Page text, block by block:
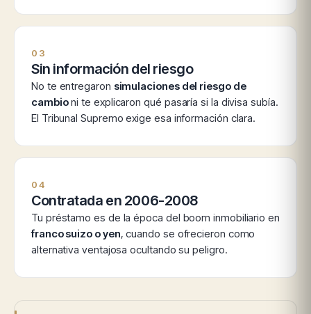
03
Sin información del riesgo
No te entregaron simulaciones del riesgo de
cambioni te explicaron qué pasaría si la divisa subía.
El Tribunal Supremo exige esa información clara.
04
Contratada en 2006-2008
Tu préstamo es de la época del boom inmobiliario en
franco suizo o yen, cuando se ofrecieron como
alternativa ventajosa ocultando su peligro.